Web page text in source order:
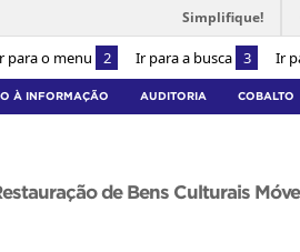
para o menu 2 Ir para a busca 3 Ir
Simplifique!
À INFORMAÇÃO AUDITORIA COBALTO
de Bens Culturais